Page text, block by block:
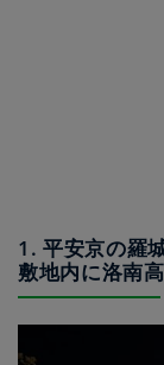
1. 平安京の羅
敷地内に洛南